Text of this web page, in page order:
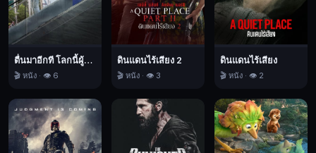
อัน
น่า
กลัว
บาง
อย่าง
เอา
Shell,
สวย
ตื่นมาอีกที โลกนี้ผู้หญิงใหญ่
🎬 หนัง · 👁️ 6
ดินแดนไร้เสียง 2
🎬 หนัง · 👁️ 3
ดินแดนไร้เสียง
🎬 หนัง · 👁️ 2